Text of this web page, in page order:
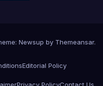
Newsup by Themeansar.
Editorial Policy
Privacy PolicyContact Us